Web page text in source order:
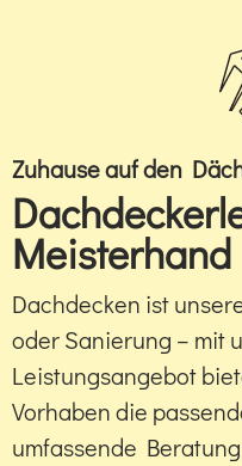
Zuhause auf den
Meisterhand
Dachdecken ist
oder Sanierung – mit
Leistungsangebot
Vorhaben die
umfassende